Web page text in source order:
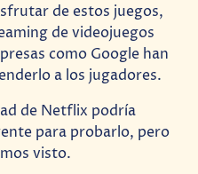
de estos juegos,
de videojuegos
como Google han
a los jugadores.
de Netflix podría
para probarlo, pero
visto.